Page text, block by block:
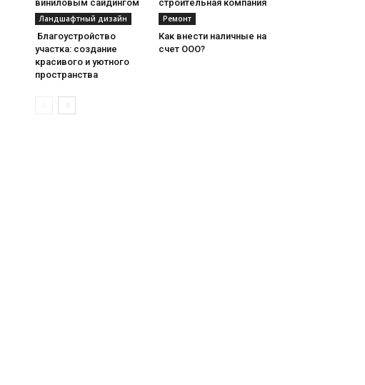
виниловым сайдингом строительная компания
Ландшафтный дизайн
Благоустройство
участка: создание
красивого и уютного
пространства
Ремонт
Как внести наличные на
счет ООО?